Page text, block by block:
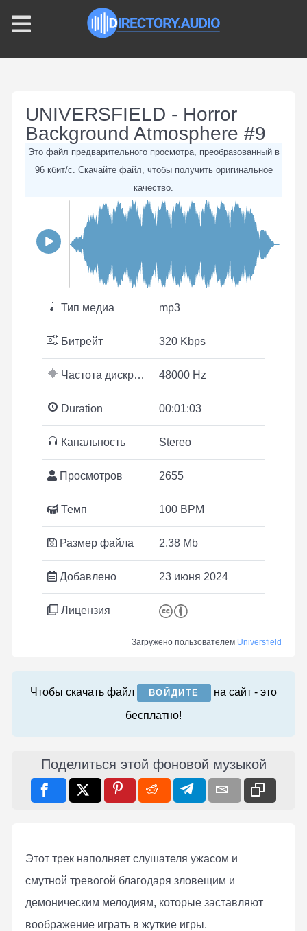
UNIVERSFIELD - Horror
Background Atmosphere #9
Это файл предварительного просмотра, преобразованный в
96 кбит/с. Скачайте файл, чтобы получить оригинальное
качество.
Тип медиа mp3
Битрейт 320 Kbps
Частота дискретизации 48000 Hz
Duration 00:01:03
Канальность Stereo
Просмотров 2655
Темп 100 BPM
Размер файла 2.38 Mb
Добавлено 23 июня 2024
Лицензия
Загружено пользователем Universfield
Чтобы скачать файл ВОЙДИТЕ
на сайт - это
бесплатно!
Поделиться этой фоновой музыкой
Этот трек наполняет слушателя ужасом и
смутной тревогой благодаря зловещим и
демоническим мелодиям, которые заставляют
воображение играть в жуткие игры.